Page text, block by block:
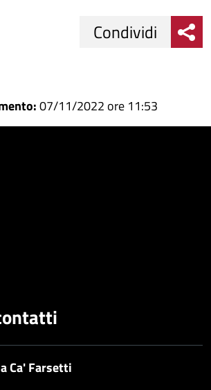
su
Facebook
Condividi
su
Condividi
Condividi
07/11/2022 ore 11:53
Ca' Farsetti